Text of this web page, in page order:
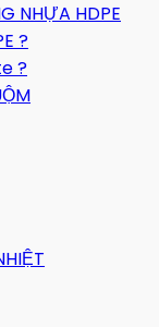
NHỰA HDPE
?
?